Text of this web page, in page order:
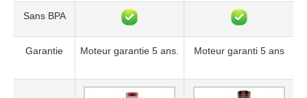
Sans BPA
Garantie Moteur garantie 5 ans. Moteur garanti 5 ans